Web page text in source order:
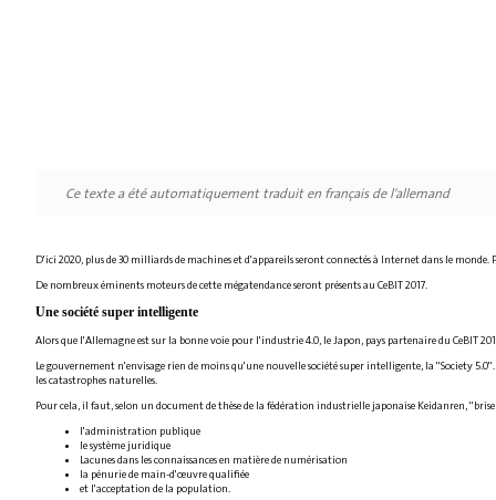
Ce texte a été automatiquement traduit en français de l'allemand
D'ici 2020, plus de 30 milliards de machines et d'appareils seront connectés à Internet dans le
De nombreux éminents moteurs de cette mégatendance seront présents au CeBIT 2017.
Une société super intelligente
Alors que l'Allemagne est sur la bonne voie pour l'industrie 4.0, le Japon, pays partenaire du CeBIT
Le gouvernement n'envisage rien de moins qu'une nouvelle société super intelligente, la "Society
les catastrophes naturelles.
Pour cela, il faut, selon un document de thèse de la fédération industrielle japonaise Keidanren,
l'administration publique
le système juridique
Lacunes dans les connaissances en matière de numérisation
la pénurie de main-d'œuvre qualifiée
et l'acceptation de la population.